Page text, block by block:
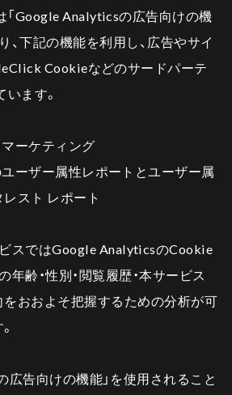
「Google Analyticsの広告向けの機
、下記の機能を利用し、広告やサイ
Cookieなどのサードパーテ
ます。
ーケティング
ーザー属性レポートとユーザー属
スト レポート
ビスではGoogle AnalyticsのCookie
年齢・性別・閲覧履歴・本サービス
おおよそ把握するための分析が可
広告向けの機能」を使用されること